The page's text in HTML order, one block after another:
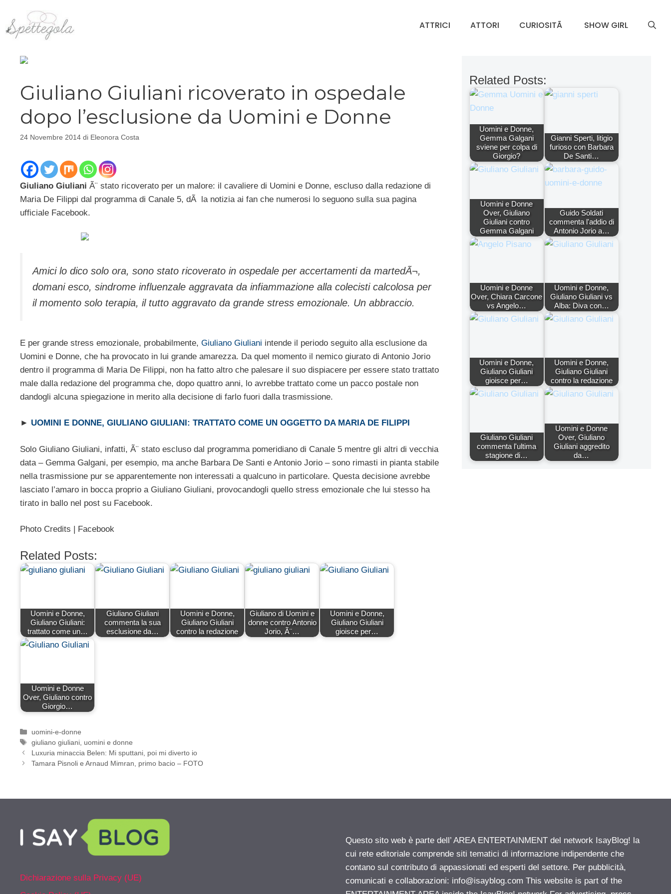
contenuto
ATTRICI ATTORI CURIOSITÃ SHOW GIRL
Giuliano Giuliani ricoverato in ospedale
dopo l’esclusione da Uomini e Donne
24 Novembre 2014 di Eleonora Costa
Giuliano Giuliani Ã¨ stato ricoverato per un malore: il cavaliere di Uomini e Donne, escluso dalla redazione di
Maria De Filippi dal programma di Canale 5, dÃ la notizia ai fan che numerosi lo seguono sulla sua pagina
ufficiale Facebook.
Amici lo dico solo ora, sono stato ricoverato in ospedale per accertamenti da martedÃ¬,
domani esco, sindrome influenzale aggravata da infiammazione alla colecisti calcolosa per
il momento solo terapia, il tutto aggravato da grande stress emozionale. Un abbraccio.
E per grande stress emozionale, probabilmente, Giuliano Giuliani intende il periodo seguito alla esclusione da
Uomini e Donne, che ha provocato in lui grande amarezza. Da quel momento il nemico giurato di Antonio Jorio
dentro il programma di Maria De Filippi, non ha fatto altro che palesare il suo dispiacere per essere stato trattato
male dalla redazione del programma che, dopo quattro anni, lo avrebbe trattato come un pacco postale non
dandogli alcuna spiegazione in merito alla decisione di farlo fuori dalla trasmissione.
► UOMINI E DONNE, GIULIANO GIULIANI: TRATTATO COME UN OGGETTO DA MARIA DE FILIPPI
Solo Giuliano Giuliani, infatti, Ã¨ stato escluso dal programma pomeridiano di Canale 5 mentre gli altri di vecchia
data – Gemma Galgani, per esempio, ma anche Barbara De Santi e Antonio Jorio – sono rimasti in pianta stabile
nella trasmissione pur se apparentemente non interessati a qualcuno in particolare. Questa decisione avrebbe
lasciato l’amaro in bocca proprio a Giuliano Giuliani, provocandogli quello stress emozionale che lui stesso ha
tirato in ballo nel post su Facebook.
Photo Credits | Facebook
Related Posts:
Uomini e Donne,
Giuliano Giuliani:
trattato come un…
Giuliano Giuliani
commenta la sua
esclusione da…
Uomini e Donne,
Giuliano Giuliani
contro la redazione
Giuliano di Uomini e
donne contro Antonio
Jorio, Ã¨…
Uomini e Donne,
Giuliano Giuliani
gioisce per…
Uomini e Donne
Over, Giuliano contro
Giorgio…
Categorie
uomini-e-donne
Tag
giuliano giuliani uomini e donne
Luxuria minaccia Belen: Mi sputtani, poi mi diverto io
Tamara Pisnoli e Arnaud Mimran, primo bacio – FOTO
Related Posts:
Uomini e Donne,
Gemma Galgani
sviene per colpa di
Giorgio?
Gianni Sperti, litigio
furioso con Barbara
De Santi…
Uomini e Donne
Over, Giuliano
Giuliani contro
Gemma Galgani
Guido Soldati
commenta l'addio di
Antonio Jorio a…
Uomini e Donne
Over, Chiara Carcone
vs Angelo…
Uomini e Donne,
Giuliano Giuliani vs
Alba: Diva con…
Uomini e Donne,
Giuliano Giuliani
gioisce per…
Uomini e Donne,
Giuliano Giuliani
contro la redazione
Giuliano Giuliani
commenta l'ultima
stagione di…
Uomini e Donne
Over, Giuliano
Giuliani aggredito
da…
Dichiarazione sulla Privacy (UE)
Questo sito web è parte dell’ AREA ENTERTAINMENT del network IsayBlog! la
cui rete editoriale comprende siti tematici di informazione indipendente che
contano sul contributo di appassionati ed esperti del settore. Per pubblicità,
comunicati e collaborazioni: info@isayblog.com This website is part of the